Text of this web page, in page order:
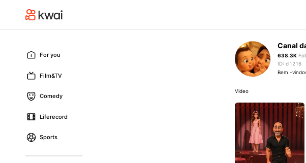
For you
Film&TV
Comedy
Liferecord
Sports
Canal
638.3K
ID: cl1216
Bem -
Video